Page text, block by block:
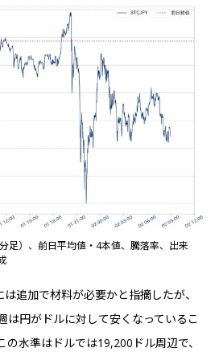
足）、前日平均値・4本値、騰落率、出来
追加で材料が必要かと指摘したが、
は円がドルに対して安くなっているこ
の水準はドルでは19,200ドル周辺で、